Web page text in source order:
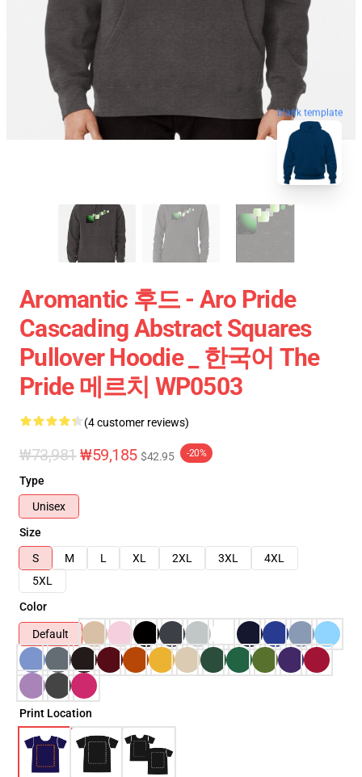
blank template
Aromantic 후드 - Aro Pride
Cascading Abstract Squares
Pullover Hoodie _ 한국어 The
Pride 메르치 WP0503
(4 customer reviews)
₩73,981 ₩59,185 $42.95 -20%
Type
Unisex
Size
S
M L XL 2XL 3XL
4XL
5XL
Color
Default
Print Location